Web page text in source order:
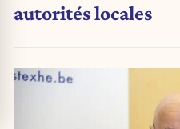
autorités locales